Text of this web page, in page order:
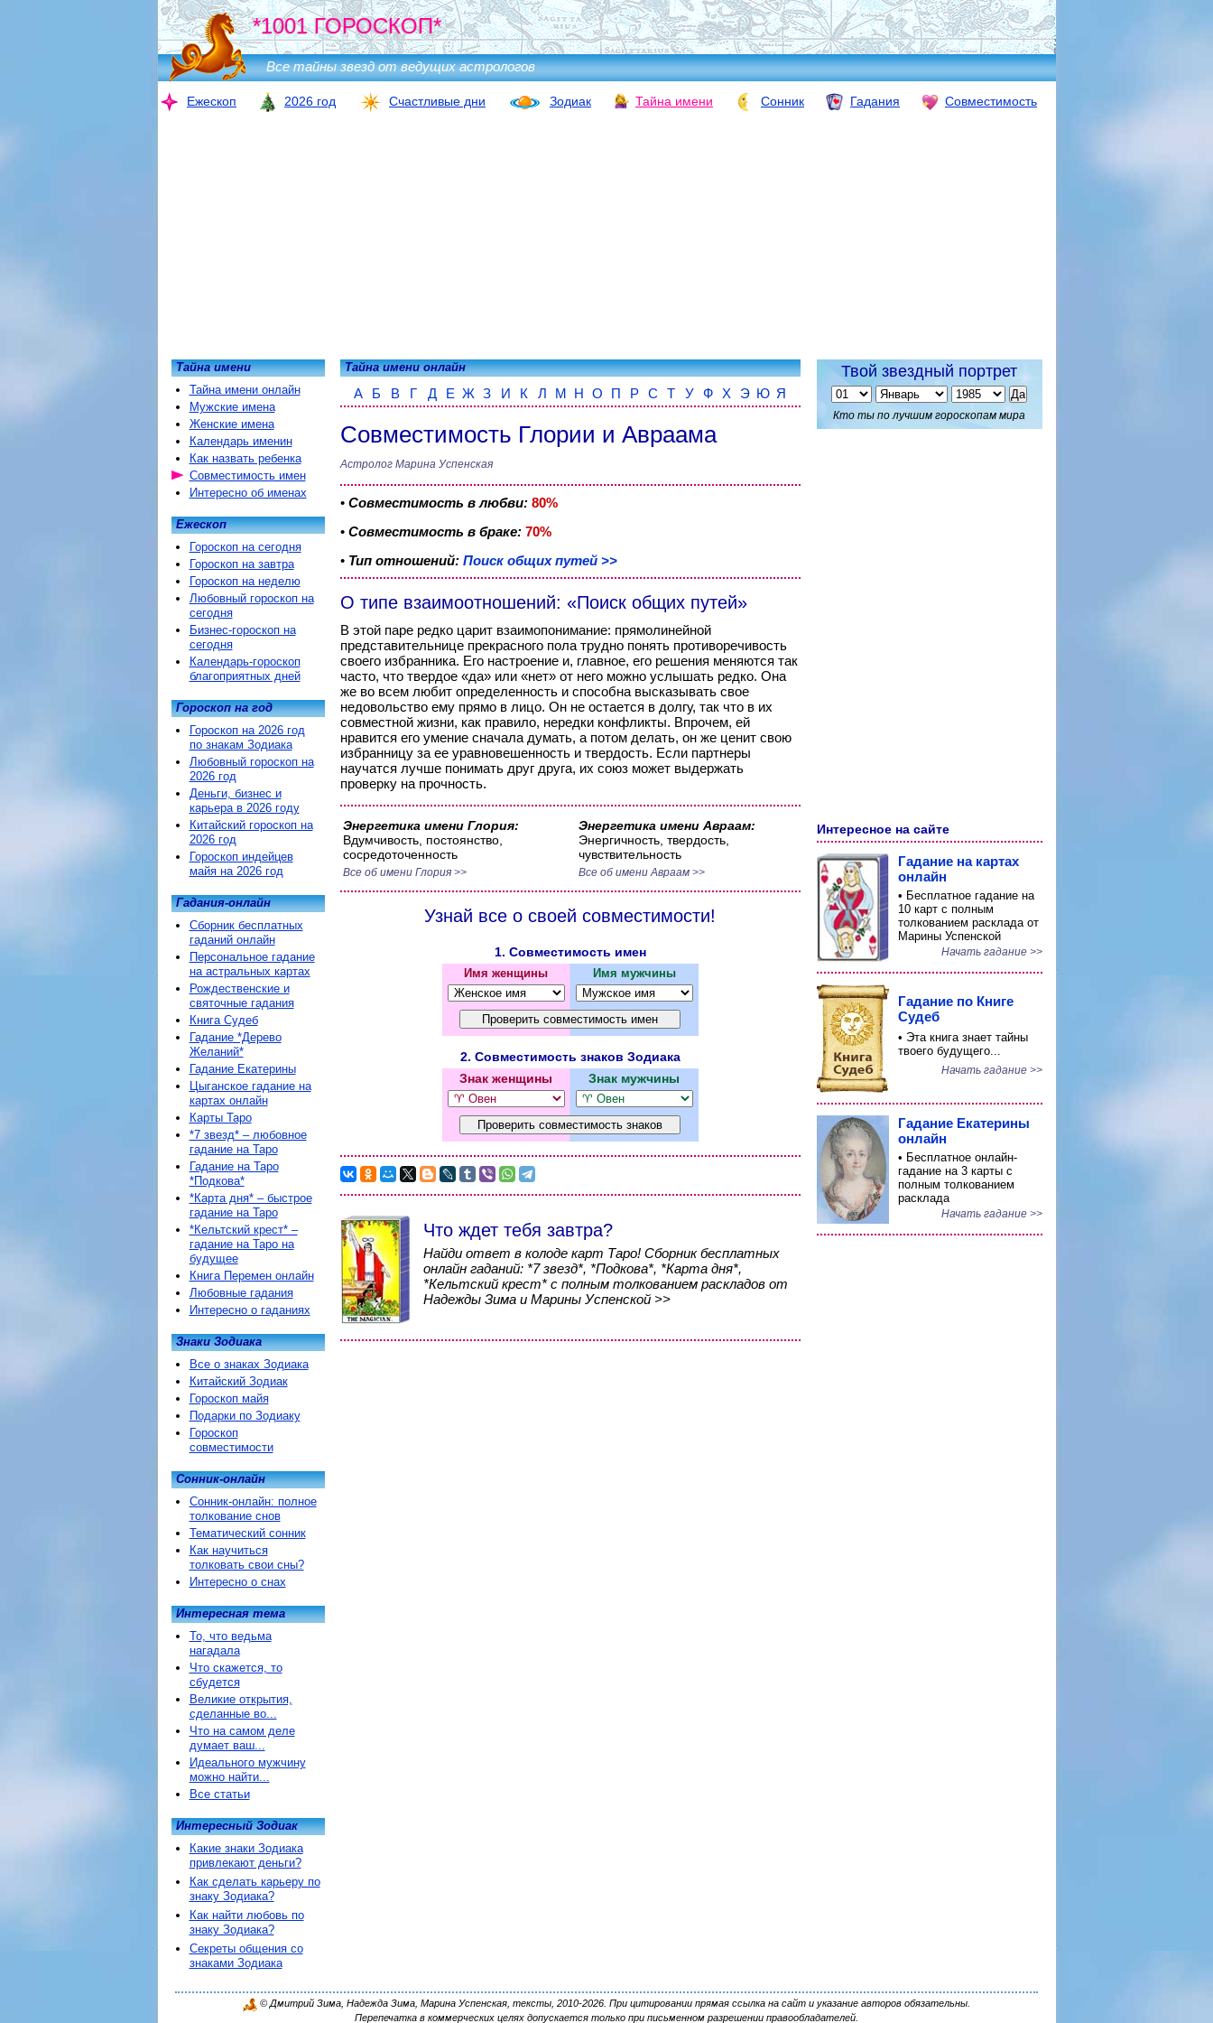
*1001 ГОРОСКОП*
Все тайны звезд от ведущих астрологов
Ежескоп 2026 год Счастливые дни Зодиак Тайна имени Сонник Гадания Совместимость
Тайна имени онлайн
А Б В Г Д Е Ж З И К Л М Н О П Р С Т У Ф Х Э Ю Я
Совместимость Глории и Авраама
Астролог Марина Успенская
• Совместимость в любви: 80%
• Совместимость в браке: 70%
• Тип отношений: Поиск общих путей >>
О типе взаимоотношений: «Поиск общих путей»
В этой паре редко царит взаимопонимание: прямолинейной
представительнице прекрасного пола трудно понять противоречивость
своего избранника. Его настроение и, главное, его решения меняются так
часто, что твердое «да» или «нет» от него можно услышать редко. Она
же во всем любит определенность и способна высказывать свое
недовольство ему прямо в лицо. Он не остается в долгу, так что в их
совместной жизни, как правило, нередки конфликты. Впрочем, ей
нравится его умение сначала думать, а потом делать, он же ценит свою
избранницу за ее уравновешенность и твердость. Если партнеры
научатся лучше понимать друг друга, их союз может выдержать
проверку на прочность.
Энергетика имени Глория:
Вдумчивость, постоянство,
сосредоточенность
Все об имени Глория >>
Энергетика имени Авраам:
Энергичность, твердость,
чувствительность
Все об имени Авраам >>
Узнай все о своей совместимости!
1. Совместимость имен
Имя женщины Имя мужчины
2. Совместимость знаков Зодиака
Знак женщины
Знак мужчины
Что ждет тебя завтра?
Найди ответ в колоде карт Таро! Сборник бесплатных
онлайн гаданий: *7 звезд*, *Подкова*, *Карта дня*,
*Кельтский крест* с полным толкованием раскладов от
Надежды Зима и Марины Успенской >>
Тайна имени
Тайна имени онлайн
Мужские имена
Женские имена
Календарь именин
Как назвать ребенка
Совместимость имен
Интересно об именах
Ежескоп
Гороскоп на сегодня
Гороскоп на завтра
Гороскоп на неделю
Любовный гороскоп на
сегодня
Бизнес-гороскоп на
сегодня
Календарь-гороскоп
благоприятных дней
Гороскоп на год
Гороскоп на 2026 год
по знакам Зодиака
Любовный гороскоп на
2026 год
Деньги, бизнес и
карьера в 2026 году
Китайский гороскоп на
2026 год
Гороскоп индейцев
майя на 2026 год
Гадания-онлайн
Сборник бесплатных
гаданий онлайн
Персональное гадание
на астральных картах
Рождественские и
святочные гадания
Книга Судеб
Гадание *Дерево
Желаний*
Гадание Екатерины
Цыганское гадание на
картах онлайн
Карты Таро
*7 звезд* – любовное
гадание на Таро
Гадание на Таро
*Подкова*
*Карта дня* – быстрое
гадание на Таро
*Кельтский крест* –
гадание на Таро на
будущее
Книга Перемен онлайн
Любовные гадания
Интересно о гаданиях
Знаки Зодиака
Все о знаках Зодиака
Китайский Зодиак
Гороскоп майя
Подарки по Зодиаку
Гороскоп
совместимости
Сонник-онлайн
Сонник-онлайн: полное
толкование снов
Тематический сонник
Как научиться
толковать свои сны?
Интересно о снах
Интересная тема
То, что ведьма
нагадала
Что скажется, то
сбудется
Великие открытия,
сделанные во...
Что на самом деле
думает ваш...
Идеального мужчину
можно найти...
Все статьи
Интересный Зодиак
Какие знаки Зодиака
привлекают деньги?
Как сделать карьеру по
знаку Зодиака?
Как найти любовь по
знаку Зодиака?
Секреты общения со
знаками Зодиака
Твой звездный портрет
Кто ты по лучшим гороскопам мира
Интересное на сайте
Гадание на картах
онлайн
• Бесплатное гадание на
10 карт с полным
толкованием расклада от
Марины Успенской
Начать гадание >>
Гадание по Книге
Судеб
• Эта книга знает тайны
твоего будущего...
Начать гадание >>
Гадание Екатерины
онлайн
• Бесплатное онлайн-
гадание на 3 карты с
полным толкованием
расклада
Начать гадание >>
© Дмитрий Зима, Надежда Зима, Марина Успенская, тексты, 2010-2026. При цитировании прямая ссылка на сайт и указание авторов обязательны.
Перепечатка в коммерческих целях допускается только при письменном разрешении правообладателей.